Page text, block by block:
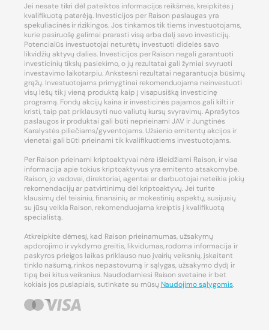
Jei nesate tikri dėl pateiktos informacijos reikšmės, kreipkitės į
kvalifikuotą patarėją. Investicijos per Raison paslaugas yra
spekuliacinės ir rizikingos. Jos tinkamos tik tiems investuotojams,
kurie pasiruošę galimai prarasti visą arba dalį savo investicijų.
Potencialūs investuotojai neturėtų investuoti didelės savo
likvidžių aktyvų dalies. Investicijos per Raison negali garantuoti
investicinių tikslų pasiekimo, o jų rezultatai gali žymiai svyruoti
investavimo laikotarpiu. Ankstesni rezultatai negarantuoja būsimų
grąžų. Investuotojams primygtinai rekomenduojama neinvestuoti
visų lėšų tik į vieną produktą kaip į visapusišką investicinę
programą. Fondų akcijų kaina ir investicinės pajamos gali kilti ir
kristi, taip pat priklausyti nuo valiutų kursų svyravimų. Aprašytos
paslaugos ir produktai gali būti neprieinami JAV ir Jungtinės
Karalystės piliečiams/gyventojams. Užsienio emitentų akcijos ir
vienetai gali būti prieinami tik kvalifikuotiems investuotojams.
Per Raison prieinami kriptoaktyvai nėra išleidžiami Raison, ir visa
informacija apie tokius kriptoaktyvus yra emitento atsakomybė.
Raison, jo vadovai, direktoriai, agentai ar darbuotojai neteikia jokių
rekomendacijų ar patvirtinimų dėl kriptoaktyvų. Jei turite
klausimų dėl teisiniu, finansinių ar mokestinių aspektų, susijusių
su jūsų veikla Raison, rekomenduojama kreiptis į kvalifikuotą
specialistą.
Atkreipkite dėmesį, kad Raison prieinamumas, užsakymų
apdorojimo ir vykdymo greitis, likvidumas, rodoma informacija ir
paskyros prieigos laikas priklauso nuo įvairių veiksnių, įskaitant
tinklo našumą, rinkos nepastovumą ir sąlygas, užsakymo dydį ir
tipą bei kitus veiksnius. Naudodamiesi Raison svetaine ir bet
kokiais jos puslapiais, sutinkate su mūsų Naudojimo sąlygomis.